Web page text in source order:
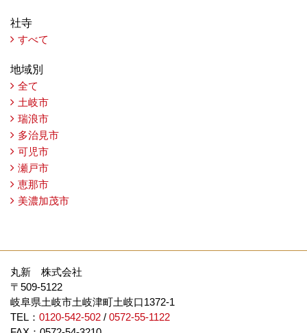
社寺
すべて
地域別
全て
土岐市
瑞浪市
多治見市
可児市
瀬戸市
恵那市
美濃加茂市
丸新 株式会社
〒509-5122
岐阜県土岐市土岐津町土岐口1372-1
TEL： 0120-542-502 / 0572-55-1122